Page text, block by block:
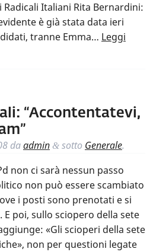
Italiani Rita Bernardini:
è già stata data ieri
tranne Emma… Leggi
“Accontentatevi,
daadmin & sotto Generale.
non ci sarà nessun passo
non può essere scambiato
i posti sono prenotati e si
poi, sullo sciopero della sete
«Gli scioperi della sete
non per questioni legate